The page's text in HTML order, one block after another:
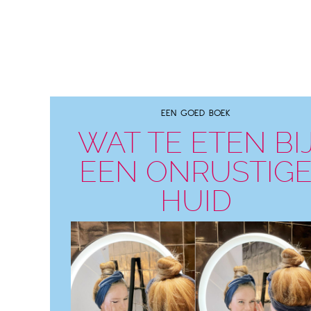
EEN GOED BOEK
WAT TE ETEN
EEN
HUID